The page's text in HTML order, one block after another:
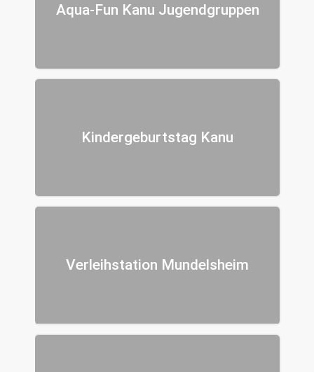
Aqua-Fun Kanu Jugendgruppen
Kindergeburtstag Kanu
Verleihstation Mundelsheim